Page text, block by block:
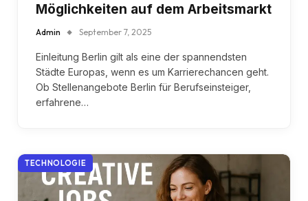
Möglichkeiten auf dem Arbeitsmarkt
Admin September 7, 2025
Einleitung Berlin gilt als eine der spannendsten
Städte Europas, wenn es um Karrierechancen geht.
Ob Stellenangebote Berlin für Berufseinsteiger,
erfahrene…
TECHNOLOGIE